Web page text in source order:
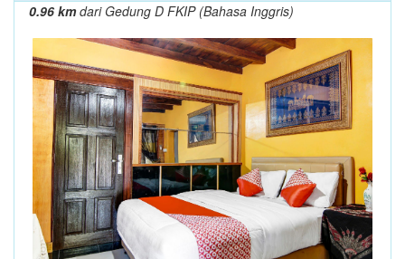
0.96 kmdari Gedung D FKIP (Bahasa Inggris)